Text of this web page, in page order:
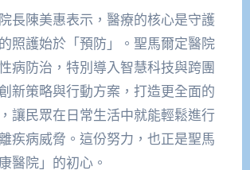
長陳美惠表示，醫療的核心是守護
照護始於「預防」。聖馬爾定醫院
病防治，特別導入智慧科技與跨團
新策略與行動方案，打造更全面的
讓民眾在日常生活中就能輕鬆進行
疾病威脅。這份努力，也正是聖馬
醫院」的初心。